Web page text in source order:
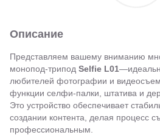
Описание
Представляем вашему вниманию
монопод-трипод Selfie L01
любителей фотографии и
функции селфи-палки, штатива и
Это устройство обеспечивает
создании контента, делая процесс
профессиональным.